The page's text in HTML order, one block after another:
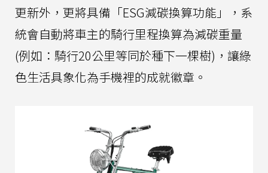
更新外，更將具備「ESG減碳換算功能」，系
統會自動將車主的騎行里程換算為減碳重量
(例如：騎行20公里等同於種下一棵樹)，讓綠
色生活具象化為手機裡的成就徽章。